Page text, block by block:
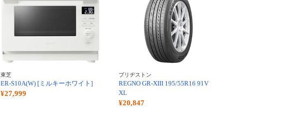
東芝
ER-S10A(W) [ミルキーホワイト]
¥27,999
ブリヂストン
REGNO GR-XIII 195/55R16 91V
XL
¥20,847